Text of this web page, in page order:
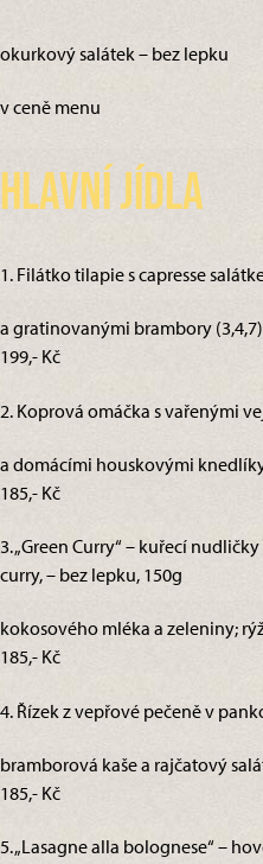
okurkový salátek – bez lepku
v ceně menu
Hlavní jídla
1. Filátko tilapie s capresse
a gratinovanými brambory (3,4,7)
199,- Kč
2. Koprová omáčka s vařenými
a domácími houskovými
185,- Kč
3. „Green Curry“ – kuřecí
curry, – bez lepku, 150g
kokosového mléka a zeleniny;
185,- Kč
4. Řízek z vepřové pečeně v
bramborová kaše a rajčatový
185,- Kč
5. „Lasagne alla bolognese“ –